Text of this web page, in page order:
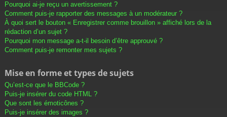
Pourquoi ai-je reçu un avertissement ?
Comment puis-je rapporter des messages à un modérateur ?
À quoi sert le bouton « Enregistrer comme brouillon » affiché lors de la
rédaction d’un sujet ?
Pourquoi mon message a-t-il besoin d’être approuvé ?
Comment puis-je remonter mes sujets ?
Mise en forme et types de sujets
Qu’est-ce que le BBCode ?
Puis-je insérer du code HTML ?
Que sont les émoticônes ?
Puis-je insérer des images ?